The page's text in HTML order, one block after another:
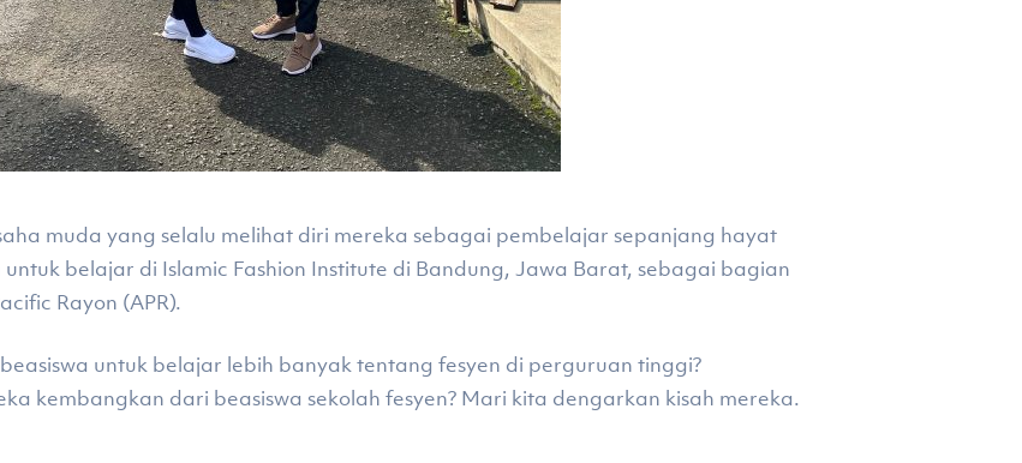
muda yang selalu melihat diri mereka sebagai pembelajar sepanjang hayat
belajar di Islamic Fashion Institute di Bandung, Jawa Barat, sebagai bagian
Rayon (APR).
untuk belajar lebih banyak tentang fesyen di perguruan tinggi?
kembangkan dari beasiswa sekolah fesyen? Mari kita dengarkan kisah mereka.